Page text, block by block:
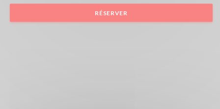
RÉSERVER